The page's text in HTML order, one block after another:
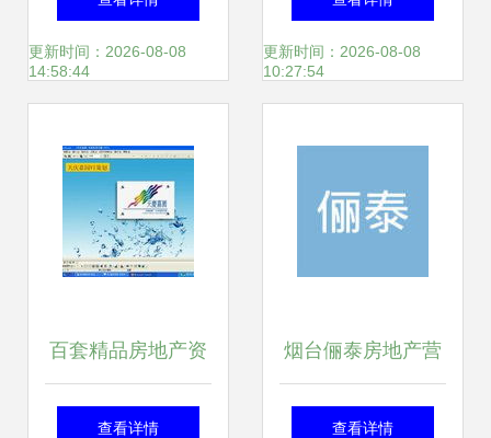
更新时间：2026-08-08
14:58:44
温策略
更新时间：2026-08-08
10:27:54
百套精品房地产资
料 营销策划与管理
查看详情
烟台俪泰房地产营
销策划有限责任公
查看详情